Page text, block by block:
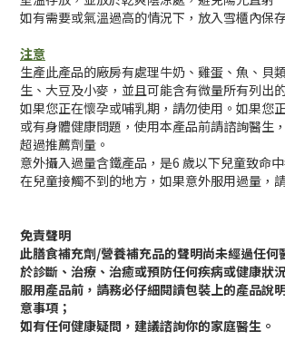
如有需要或氣溫過高的情況下，放入雪櫃內保
注意
生產此產品的廠房有處理牛奶、雞蛋、魚、貝
生、大豆及小麥，並且可能含有微量所有列出
如果您正在懷孕或哺乳期，請勿使用。如果您
或有身體健康問題，使用本產品前請諮詢醫生
超過推薦劑量。
意外攝入過量含鐵產品，是6 歲以下兒童致命
在兒童接觸不到的地方，如果意外服用過量，
免責聲明
此膳食補充劑/營養補充品的聲明尚未經過任何
於診斷、治療、治癒或預防任何疾病或健康狀
服用產品前，請務必仔細閱讀包裝上的產品說
意事項；
如有任何健康疑問，建議諮詢你的家庭醫生。